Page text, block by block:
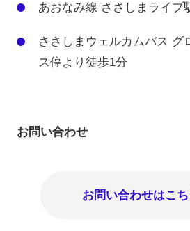
あおなみ線 ささしまライブ
ささしまウェルカムバス グ
ス停より 徒歩1分
お問い合わせ
お問い合わせはこち